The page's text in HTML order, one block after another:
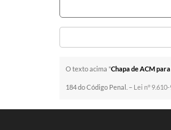
O texto acima "Chapa de ACM
184 do Código Penal. – Lei n°